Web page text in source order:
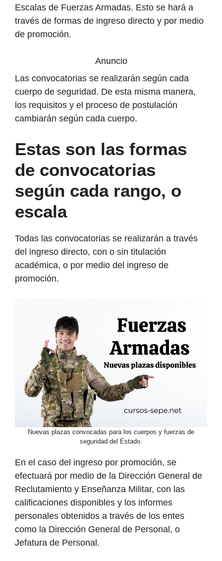
Escalas de Fuerzas Armadas. Esto se hará a
través de formas de ingreso directo y por medio
de promoción.
Anuncio
Las convocatorias se realizarán según cada
cuerpo de seguridad. De esta misma manera,
los requisitos y el proceso de postulación
cambiarán según cada cuerpo.
Estas son las formas
de convocatorias
según cada rango, o
escala
Todas las convocatorias se realizarán a través
del ingreso directo, con o sin titulación
académica, o por medio del ingreso de
promoción.
Nuevas plazas convocadas para los cuerpos y fuerzas de
seguridad del Estado.
En el caso del ingreso por promoción, se
efectuará por medio de la Dirección General de
Reclutamiento y Enseñanza Militar, con las
calificaciones disponibles y los informes
personales obtenidos a través de los entes
como la Dirección General de Personal, o
Jefatura de Personal.